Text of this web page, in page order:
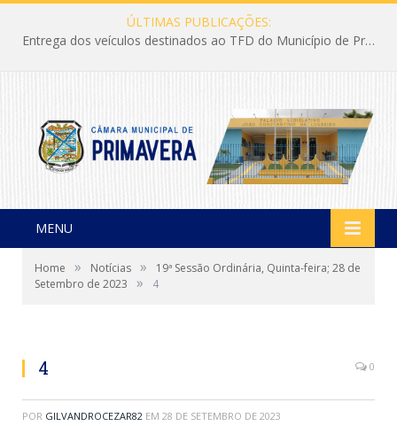
ÚLTIMAS PUBLICAÇÕES:
Entrega dos veículos destinados ao TFD do Município de Primavera
MENU
Home » Notícias »
19ª Sessão Ordinária, Quinta-feira; 28 de
Setembro de 2023
» 4
4 0
POR GILVANDROCEZAR82 EM 28 DE SETEMBRO DE 2023